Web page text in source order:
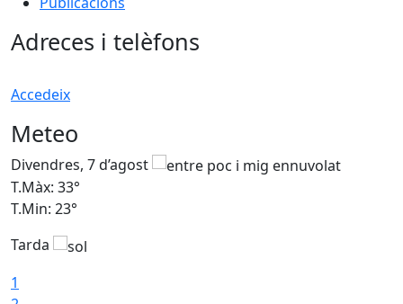
Adreces i telèfons
Accedeix
Meteo
Divendres, 7 d’agost
T.Màx: 33°
T.Min: 23°
Tarda
1